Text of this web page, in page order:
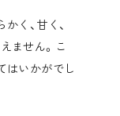
く、甘く、
ません。こ
はいかがでし